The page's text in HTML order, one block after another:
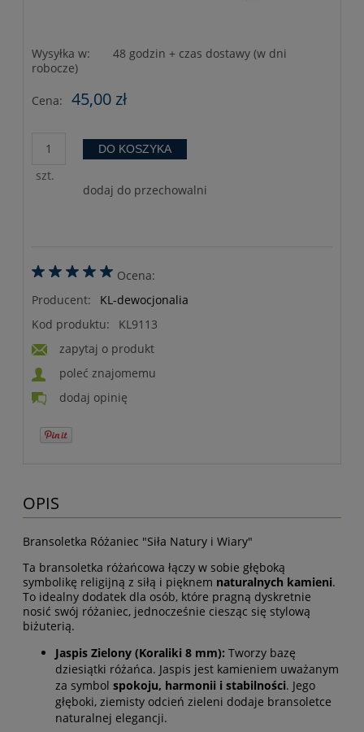
Wysyłka w:
48 godzin + czas dostawy (w dni
robocze)
Cena: 45,00 zł
szt.
DO KOSZYKA
dodaj do przechowalni
Ocena:
Producent:
KL-dewocjonalia
Kod produktu:
KL9113
zapytaj o produkt
poleć znajomemu
dodaj opinię
OPIS
Bransoletka Różaniec "Siła Natury i Wiary"
Ta bransoletka różańcowa łączy w sobie głęboką
symbolikę religijną z siłą i pięknem naturalnych kamieni.
To idealny dodatek dla osób, które pragną dyskretnie
nosić swój różaniec, jednocześnie ciesząc się stylową
biżuterią.
Jaspis Zielony (Koraliki 8 mm): Tworzy bazę
dziesiątki różańca. Jaspis jest kamieniem uważanym
za symbol spokoju, harmonii i stabilności. Jego
głęboki, ziemisty odcień zieleni dodaje bransoletce
naturalnej elegancji.